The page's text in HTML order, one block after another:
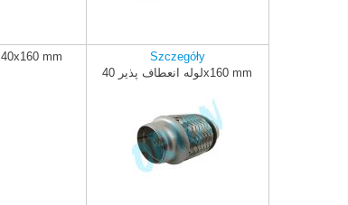
40x160 mm
Szczegóły
لوله انعطاف پذیر 40x160 mm